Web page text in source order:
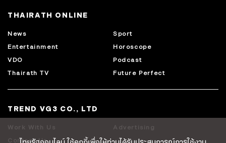
THAIRATH ONLINE
News
Sport
Entertainment
Horoscope
VDO
Podcast
Thairath TV
Future Perfect
TREND VG3 CO., LTD
Work With Us
Advertising
Contact Us